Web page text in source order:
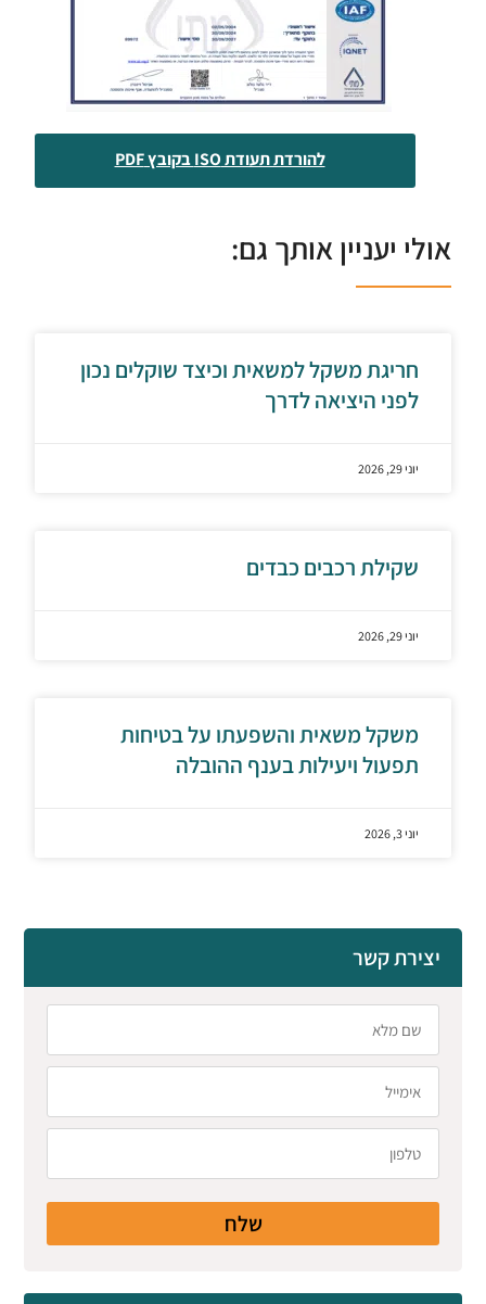
להורדת תעודת ISO בקובץ PDF
אולי יעניין אותך גם:
חריגת משקל למשאית וכיצד שוקלים נכון
לפני היציאה לדרך
יוני 29, 2026
שקילת רכבים כבדים
יוני 29, 2026
משקל משאית והשפעתו על בטיחות
תפעול ויעילות בענף ההובלה
יוני 3, 2026
יצירת קשר
שלח